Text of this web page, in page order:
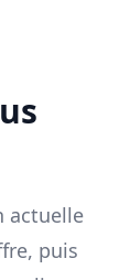
actuelle
puis